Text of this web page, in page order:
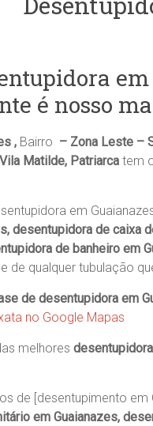
é nosso
, Bairro – Zona Leste –
Matilde, Patriarca tem
em
desentupidora de caixa
de banheiro em
de qualquer tubulação
de desentupidora em
no Google Mapas
melhores
de [desentupimento em
em Guaianazes,